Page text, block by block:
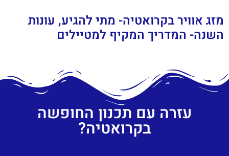
מזג אוויר בקרואטיה- מתי להגיע, עונות
השנה- המדריך המקיף למטיילים
עזרה עם תכנון החופשה
בקרואטיה?